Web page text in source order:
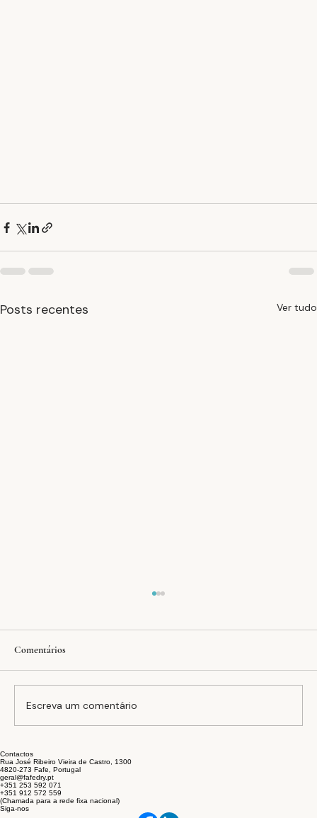
Posts recentes Ver tudo
A equação FAFEDRY: inovação, estabilidade e
sustentabilidade no setor têxtil
Comentários
Escreva um comentário
Contactos
Rua José Ribeiro Vieira de Castro, 1300
4820-273 Fafe, Portugal
geral@fafedry.pt
+351 253 592 071
+351 912 572 559
(Chamada para a rede fixa nacional)
Siga-nos